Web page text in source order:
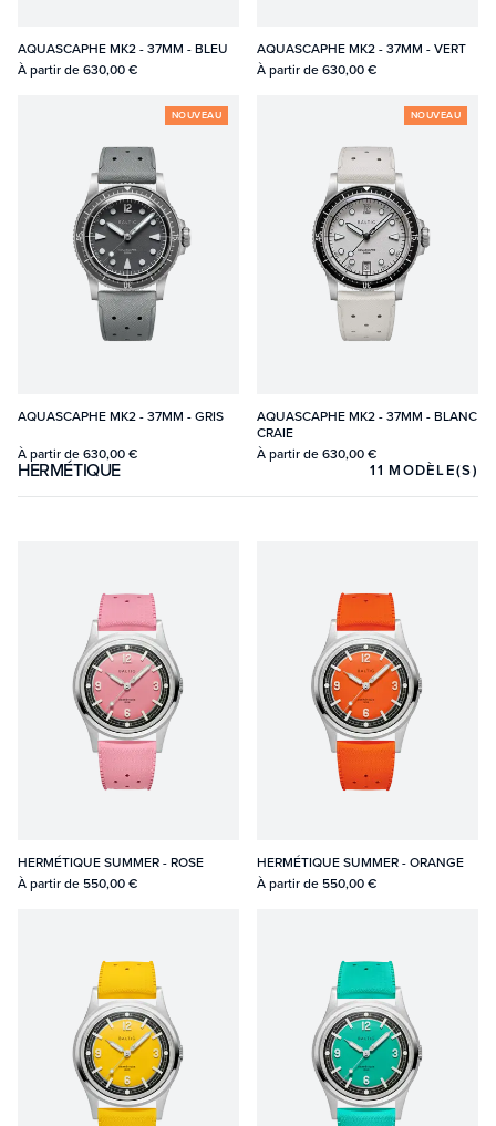
AQUASCAPHE MK2 - 37MM - BLEU
À partir de630,00 €
AQUASCAPHE MK2 - 37MM - VERT
À partir de630,00 €
NOUVEAU
AQUASCAPHE MK2 - 37MM - GRIS
À partir de630,00 €
NOUVEAU
AQUASCAPHE MK2 - 37MM - BLANC
CRAIE
À partir de630,00 €
HERMÉTIQUE 11 MODÈLE(S)
HERMÉTIQUE SUMMER - ROSE
À partir de 550,00 €
HERMÉTIQUE SUMMER - ORANGE
À partir de 550,00 €